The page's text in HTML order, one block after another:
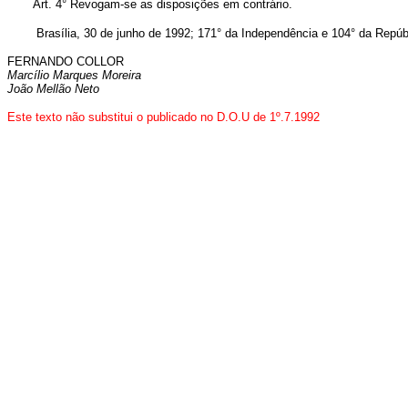
Art. 4° Revogam-se as disposições em contrário.
Brasília, 30 de junho de 1992; 171° da Independência e 104° da
FERNANDO COLLOR
Marcílio Marques Moreira
João Mellão Neto
Este texto não substitui o publicado no D.O.U de 1º.7.1992